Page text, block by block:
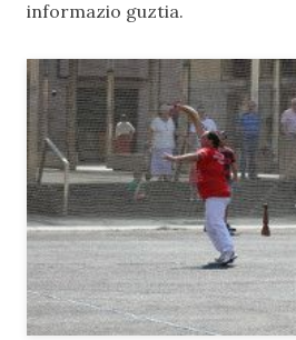
informazio guztia.